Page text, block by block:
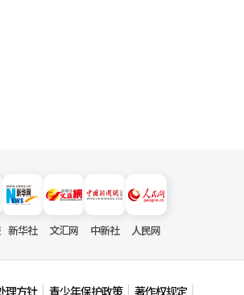
新华社 文汇网 中新社 人民网
理方针 青少年保护政策 著作权规定